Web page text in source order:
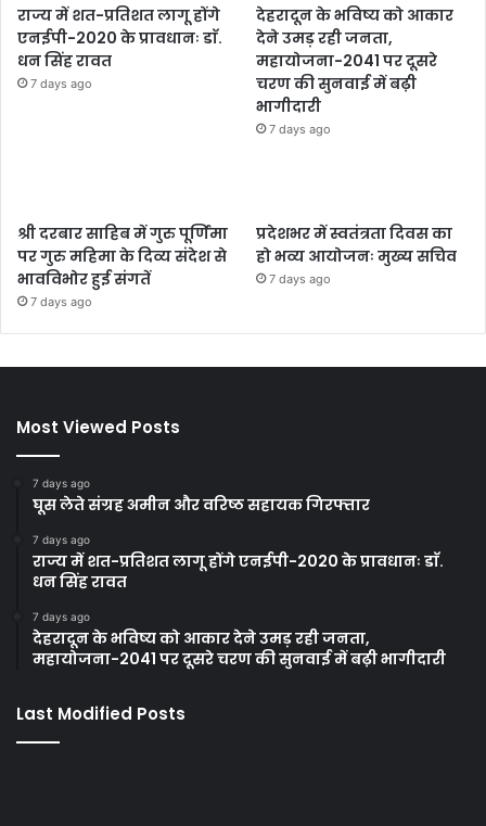
राज्य में शत-प्रतिशत लागू होंगे
एनईपी-2020 के प्रावधानः डाॅ.
धन सिंह रावत
7 days ago
देहरादून के भविष्य को आकार
देने उमड़ रही जनता,
महायोजना-2041 पर दूसरे
चरण की सुनवाई में बढ़ी
भागीदारी
7 days ago
श्री दरबार साहिब में गुरु पूर्णिमा
पर गुरु महिमा के दिव्य संदेश से
भावविभोर हुई संगतें
7 days ago
प्रदेशभर में स्वतंत्रता दिवस का
हो भव्य आयोजनः मुख्य सचिव
7 days ago
Most Viewed Posts
7 days ago
घूस लेते संग्रह अमीन और वरिष्ठ सहायक गिरफ्तार
7 days ago
राज्य में शत-प्रतिशत लागू होंगे एनईपी-2020 के प्रावधानः डाॅ.
धन सिंह रावत
7 days ago
देहरादून के भविष्य को आकार देने उमड़ रही जनता,
महायोजना-2041 पर दूसरे चरण की सुनवाई में बढ़ी भागीदारी
Last Modified Posts